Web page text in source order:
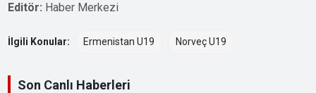
Editör: Haber Merkezi
İlgili Konular: Ermenistan U19 Norveç U19
Son Canlı Haberleri